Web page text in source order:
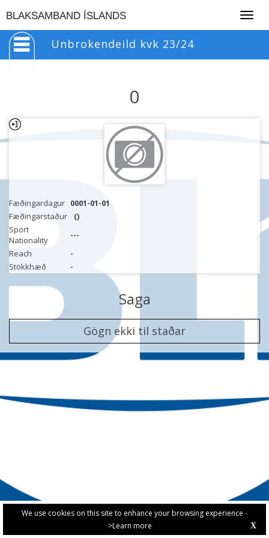
We use cookies on this site to enhance your browsing experience -
>Learn more
X
BLAKSAMBAND ÍSLANDS
Unbrokendeild kvk 23/24
0
Fæðingardagur 0001-01-01
Fæðingarstaður
()
Sport
Nationality
---
Reach
-
Stökkhæð
-
Saga
Gögn ekki til staðar